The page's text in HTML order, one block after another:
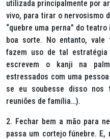
utilizada principalmente por
vivo, para tirar o nervosismo
“quebre uma perna” do
boa sorte. No entanto,
fazem uso de tal estratégia
escrevem o kanji na
estressados com uma
se eu soubesse disso nos
reuniões de família…).
2. Fechar bem a mão para
passa um cortejo fúnebre. E,